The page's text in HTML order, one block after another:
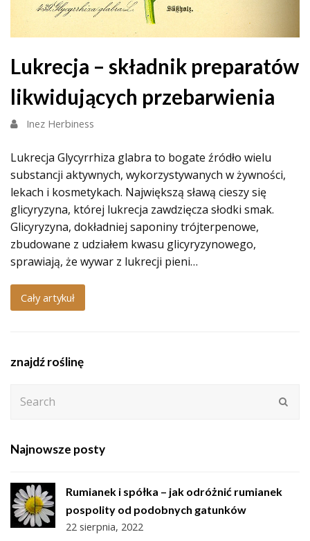
Lukrecja – składnik preparatów
likwidujących przebarwienia
Inez Herbiness
Lukrecja Glycyrrhiza glabra to bogate źródło wielu
substancji aktywnych, wykorzystywanych w żywności,
lekach i kosmetykach. Największą sławą cieszy się
glicyryzyna, której lukrecja zawdzięcza słodki smak.
Glicyryzyna, dokładniej saponiny trójterpenowe,
zbudowane z udziałem kwasu glicyryzynowego,
sprawiają, że wywar z lukrecji pieni…
Cały artykuł
znajdź roślinę
Najnowsze posty
Rumianek i spółka – jak odróżnić rumianek
pospolity od podobnych gatunków
22 sierpnia, 2022